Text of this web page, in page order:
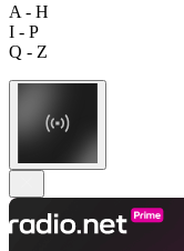
A - H
I - P
Q - Z